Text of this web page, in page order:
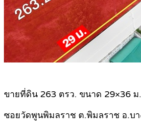
ขายที่ดิน 263 ตรว. ขนาด 29×36
ซอยวัดพูนพิมลราช ต.พิมลราช อ.บ